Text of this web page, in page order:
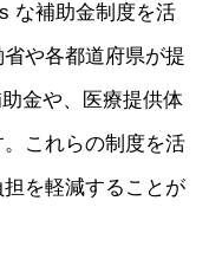
な補助金制度を活
や各都道府県が提
金や、医療提供体
これらの制度を活
を軽減することが